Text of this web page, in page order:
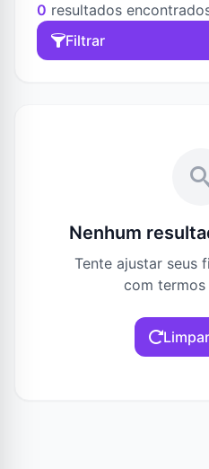
0 resultados
Filtrar
Nenhum
Tente ajustar seus
com